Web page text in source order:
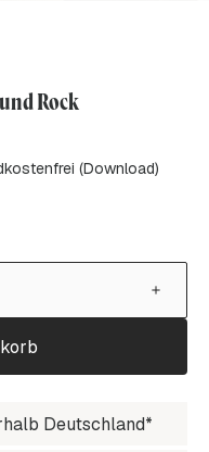
Rock
(Download)
Deutschland*